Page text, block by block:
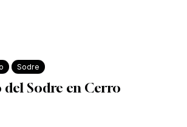
Sodre
Sodre en Cerro